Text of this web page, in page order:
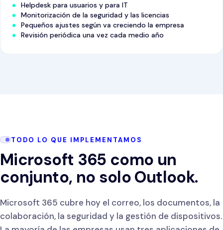
Helpdesk para usuarios y para IT
Monitorización de la seguridad y las licencias
Pequeños ajustes según va creciendo la empresa
Revisión periódica una vez cada medio año
TODO LO QUE IMPLEMENTAMOS
Microsoft 365 como un
conjunto, no solo Outlook.
Microsoft 365 cubre hoy el correo, los documentos, la
colaboración, la seguridad y la gestión de dispositivos.